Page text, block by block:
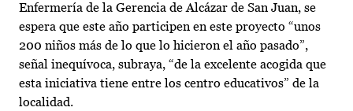
Enfermería de la Gerencia de Alcázar de San Juan, se
espera que este año participen en este proyecto “unos
200 niños más de lo que lo hicieron el año pasado”,
señal inequívoca, subraya, “de la excelente acogida que
esta iniciativa tiene entre los centro educativos” de la
localidad.